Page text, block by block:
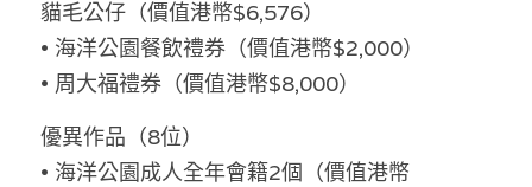
貓毛公仔（價值港幣$6,576）
• 海洋公園餐飲禮券（價值港幣$2,000）
• 周大福禮券（價值港幣$8,000）
優異作品（8位）
• 海洋公園成人全年會籍2個（價值港幣